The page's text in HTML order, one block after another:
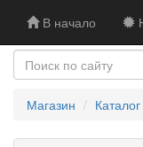
В начало
Магазин Каталог